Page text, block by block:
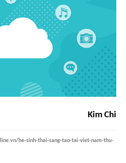
Kim Chi
he-sinh-thai-sang-tao-tai-viet-nam-thu-